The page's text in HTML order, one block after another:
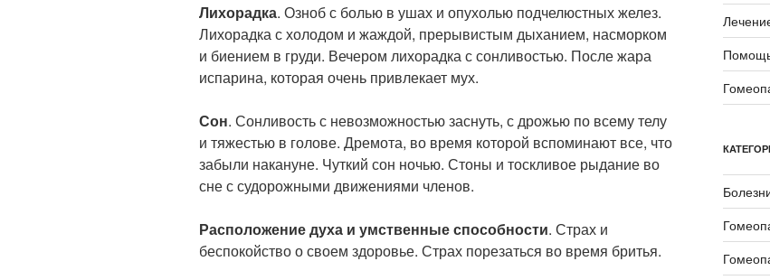
Лихорадка. Озноб с болью в ушах и опухолью подчелюстных желез.
Лихорадка с холодом и жаждой, прерывистым дыханием, насморком
и биением в груди. Вечером лихорадка с сонливостью. После жара
испарина, которая очень привлекает мух.
Сон. Сонливость с невозможностью заснуть, с дрожью по всему телу
и тяжестью в голове. Дремота, во время которой вспоминают все, что
забыли накануне. Чуткий сон ночью. Стоны и тоскливое рыдание во
сне с судорожными движениями членов.
Расположение духа и умственные способности. Страх и
беспокойство о своем здоровье. Страх порезаться во время бритья.